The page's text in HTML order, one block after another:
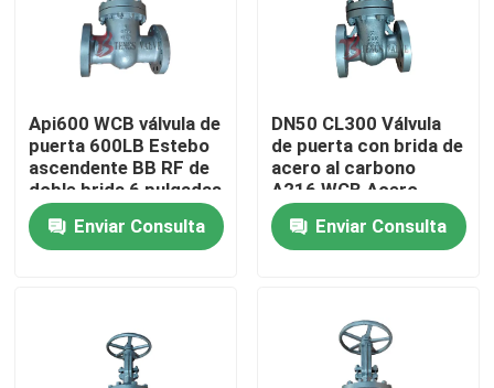
Hogar
Sobre nosotros
Api600 WCB válvula de
puerta 600LB Estebo
ascendente BB RF de
doble brida 6 pulgadas
para la industria del
petróleo y el gas
Enviar Consulta
DN50 CL300 Válvula
de puerta con brida de
acero al carbono
A216 WCB Acero
inoxidable Pn50
Válvulas manuales
Enviar Consulta